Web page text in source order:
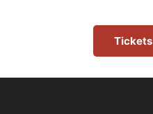
Tickets